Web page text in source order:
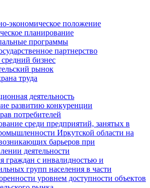
экономическое положение
планирование
программы
партнерство
бизнес
рынок
труда
деятельность
развитию конкуренции
потребителей
среди предприятий, занятых в
Иркутской области на
барьеров при
деятельности
граждан с инвалидностью и
групп населения в части
уровнем доступности объектов